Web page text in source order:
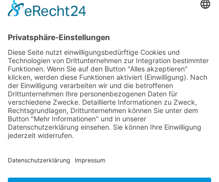
Veranstalter:
Ameropa Reisen
Bavaria Fernreisen
Berge & Meer
Gebeco
Hauser exkursionen
Meiers Weltreisen
Nicko Cruises
SKR
Studiosus
TUI Tours
Studiosus Kultimer